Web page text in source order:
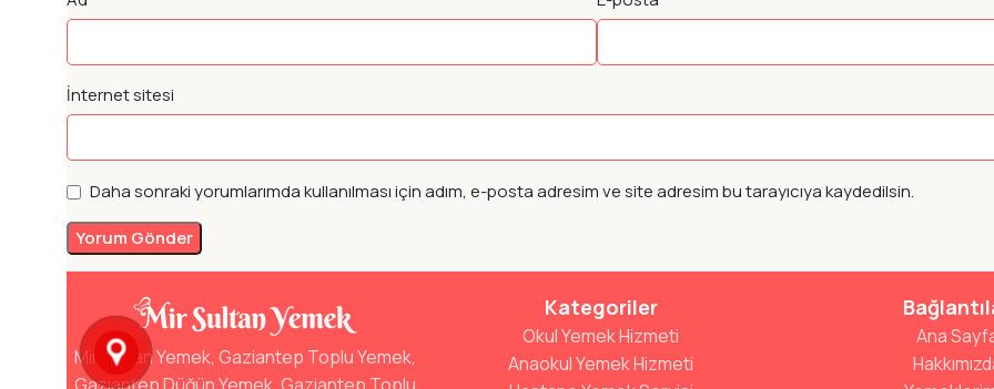
İnternet sitesi
Daha sonraki yorumlarımda kullanılması için adım, e-posta adresim ve site adresim bu tarayıcıya kaydedilsin.
Mir Sultan Yemek, Gaziantep Toplu Yemek,
Kategoriler
Okul Yemek Hizmeti
Anaokul Yemek Hizmeti
Ana